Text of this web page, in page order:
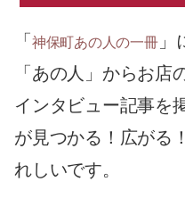
「 神保町あの人の一冊」
「あの人」からお店
インタビュー記事を
が見つかる！広がる
れしいです。